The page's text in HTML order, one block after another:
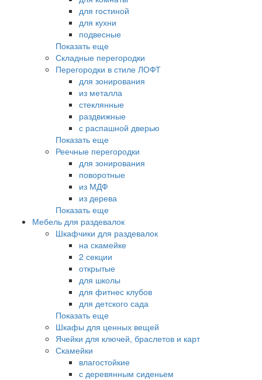
для гостиной
для кухни
подвесные
Показать еще
Складные перегородки
Перегородки в стиле ЛОФТ
для зонирования
из металла
стеклянные
раздвижные
с распашной дверью
Показать еще
Реечные перегородки
для зонирования
поворотные
из МДФ
из дерева
Показать еще
Мебель для раздевалок
Шкафчики для раздевалок
на скамейке
2 секции
открытые
для школы
для фитнес клубов
для детского сада
Показать еще
Шкафы для ценных вещей
Ячейки для ключей, браслетов и карт
Скамейки
влагостойкие
с деревянным сиденьем